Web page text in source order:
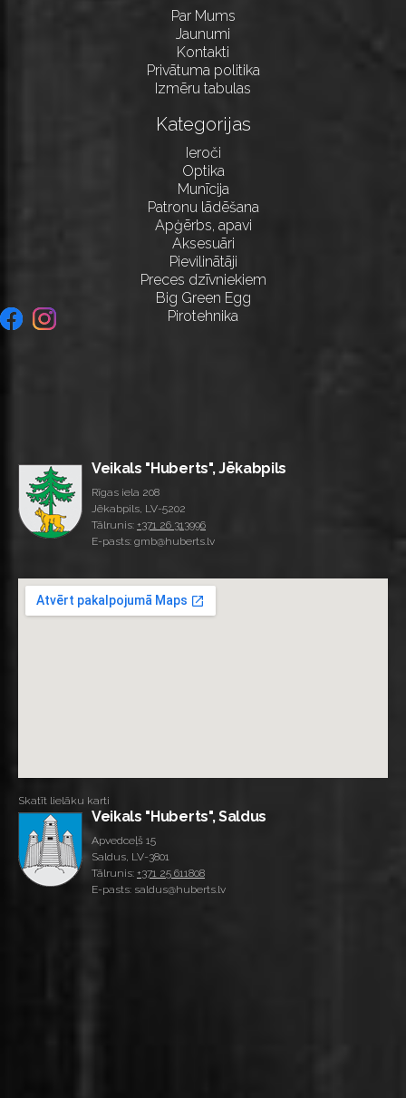
Par Mums
Jaunumi
Kontakti
Privātuma politika
Izmēru tabulas
Kategorijas
Ieroči
Optika
Munīcija
Patronu lādēšana
Apģērbs, apavi
Aksesuāri
Pievilinātāji
Preces dzīvniekiem
Big Green Egg
Pirotehnika
Veikals "Huberts", Jēkabpils
Rīgas iela 208
Jēkabpils, LV-5202
Tālrunis: +371 26 313996
E-pasts: gmb@huberts.lv
Skatīt lielāku karti
Veikals "Huberts", Saldus
Apvedceļš 15
Saldus, LV-3801
Tālrunis: +371 25 611808
E-pasts: saldus@huberts.lv